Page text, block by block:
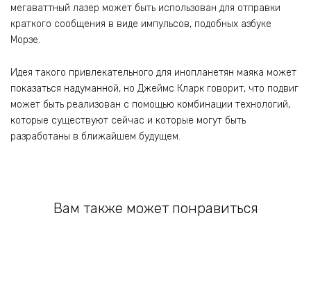
мегаваттный лазер может быть использован для отправки
краткого сообщения в виде импульсов, подобных азбуке
Морзе.
Идея такого привлекательного для инопланетян маяка может
показаться надуманной, но Джеймс Кларк говорит, что подвиг
может быть реализован с помощью комбинации технологий,
которые существуют сейчас и которые могут быть
разработаны в ближайшем будущем.
Вам также может понравиться